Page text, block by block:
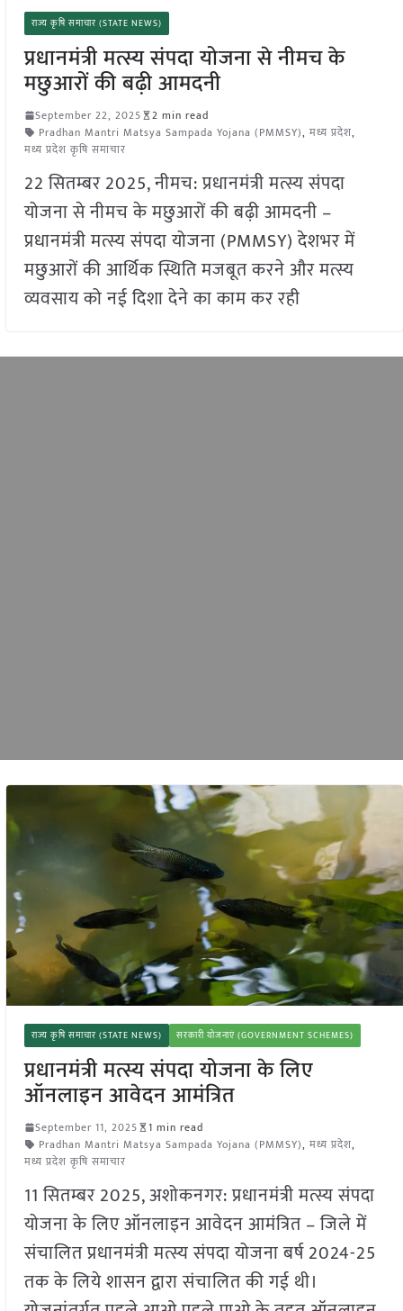
राज्य कृषि समाचार (STATE NEWS)
प्रधानमंत्री मत्स्य संपदा योजना से नीमच के
मछुआरों की बढ़ी आमदनी
September 22, 2025
2 min read
Pradhan Mantri Matsya Sampada Yojana (PMMSY), मध्य प्रदेश,
मध्य प्रदेश कृषि समाचार
22 सितम्बर 2025, नीमच: प्रधानमंत्री मत्स्य संपदा
योजना से नीमच के मछुआरों की बढ़ी आमदनी –
प्रधानमंत्री मत्स्य संपदा योजना (PMMSY) देशभर में
मछुआरों की आर्थिक स्थिति मजबूत करने और मत्स्य
व्यवसाय को नई दिशा देने का काम कर रही
राज्य कृषि समाचार (STATE NEWS) सरकारी योजनाएं (GOVERNMENT SCHEMES)
प्रधानमंत्री मत्स्य संपदा योजना के लिए
ऑनलाइन आवेदन आमंत्रित
September 11, 2025
1 min read
Pradhan Mantri Matsya Sampada Yojana (PMMSY), मध्य प्रदेश,
मध्य प्रदेश कृषि समाचार
11 सितम्बर 2025, अशोकनगर: प्रधानमंत्री मत्स्य संपदा
योजना के लिए ऑनलाइन आवेदन आमंत्रित – जिले में
संचालित प्रधानमंत्री मत्स्य संपदा योजना बर्ष 2024-25
तक के लिये शासन द्वारा संचालित की गई थी।